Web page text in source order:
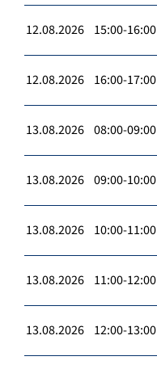
12.08.2026 15:00-16:00
12.08.2026 16:00-17:00
13.08.2026 08:00-09:00
13.08.2026 09:00-10:00
13.08.2026 10:00-11:00
13.08.2026 11:00-12:00
13.08.2026 12:00-13:00